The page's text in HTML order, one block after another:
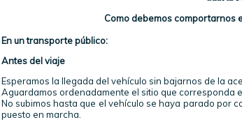
Como debemos comportarnos
En un transporte público:
Antes del viaje
Esperamos la llegada del vehículo sin bajarnos de la
Aguardamos ordenadamente el sitio que corresponda
No subimos hasta que el vehículo se haya parado por
puesto en marcha.